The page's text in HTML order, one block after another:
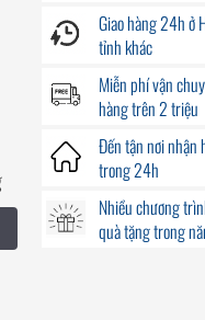
Giao hàng24hở
tỉnh khác
Miễn phí vận
hàng trên 2 triệu
Đếntận nơinhận
trong24h
Nhiều chương
quà tặngtrong